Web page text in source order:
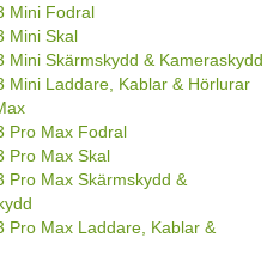
Mini Fodral
Mini Skal
Mini Skärmskydd & Kameraskydd
Mini Laddare, Kablar & Hörlurar
Pro Max Fodral
Pro Max Skal
Pro Max Skärmskydd &
Pro Max Laddare, Kablar &